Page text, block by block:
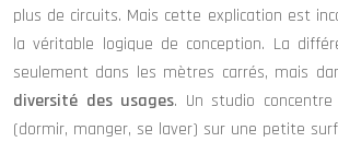
plus de circuits. Mais cette explication est
la véritable logique de conception. La
seulement dans les mètres carrés, mais
diversité des usages. Un studio
(dormir, manger, se laver) sur une petite